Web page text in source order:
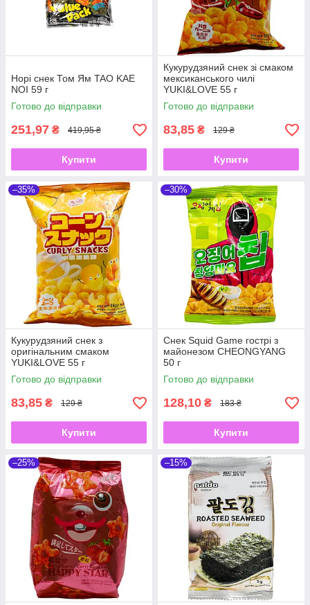
Норі снек Том Ям TAO KAE
NOI 59 г
Готово до відправки
251,97 ₴ 419,95 ₴
Купити
Кукурудзяний снек зі смаком
мексиканського чилі
YUKI&LOVE 55 г
Готово до відправки
83,85 ₴ 129 ₴
Купити
–35%
Кукурудзяний снек з
оригінальним смаком
YUKI&LOVE 55 г
Готово до відправки
83,85 ₴ 129 ₴
Купити
–30%
Снек Squid Game гострі з
майонезом CHEONGYANG
50 г
Готово до відправки
128,10 ₴ 183 ₴
Купити
–25% –15%